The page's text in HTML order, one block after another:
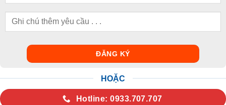
HOẶC
Hotline: 0933.707.707